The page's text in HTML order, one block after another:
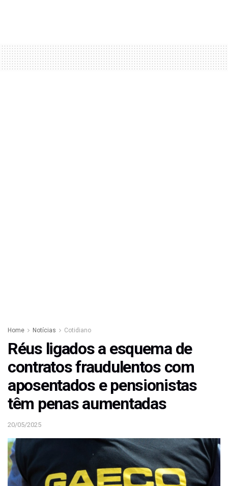
Home Notícias Cotidiano
Réus ligados a esquema de
contratos fraudulentos com
aposentados e pensionistas
têm penas aumentadas
20/05/2025